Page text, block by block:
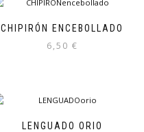
CHIPIRÓN ENCEBOLLADO
6,50 €
LENGUADO ORIO